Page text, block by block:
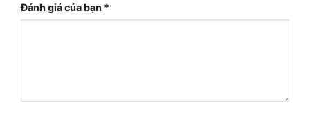
Đánh giá của bạn *